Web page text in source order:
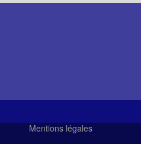
Mentions légales